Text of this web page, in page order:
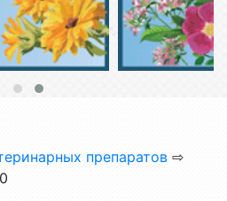
препаратов ⇨